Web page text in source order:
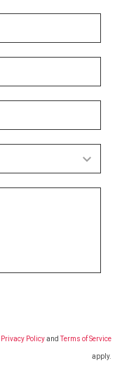
Privacy PolicyandTerms of Service
apply.